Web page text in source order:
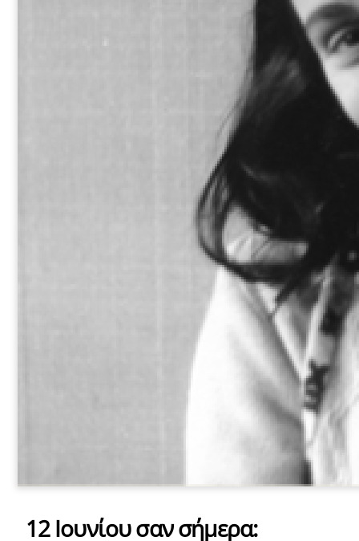
12 Ιουνίου σαν σήμερα: